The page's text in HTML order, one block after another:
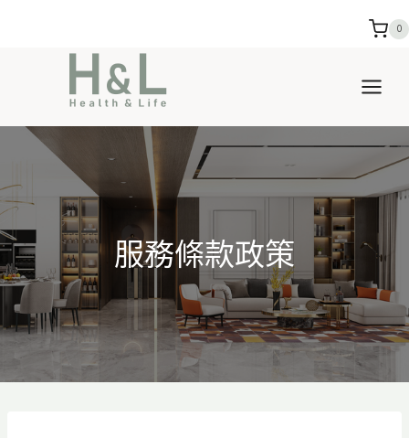
0
服務條款政策